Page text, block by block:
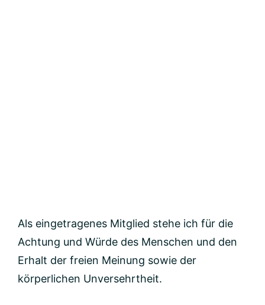
Als eingetragenes Mitglied stehe ich für die
Achtung und Würde des Menschen und den
Erhalt der freien Meinung sowie der
körperlichen Unversehrtheit.